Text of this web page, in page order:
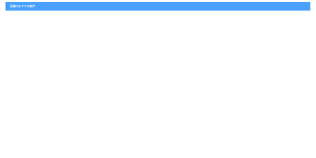
店舗のおすすめ物件